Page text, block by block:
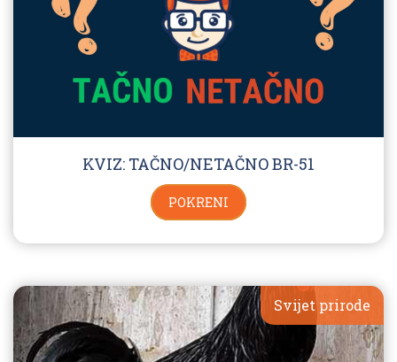
KVIZ: TAČNO/NETAČNO BR-51
POKRENI
Svijet prirode